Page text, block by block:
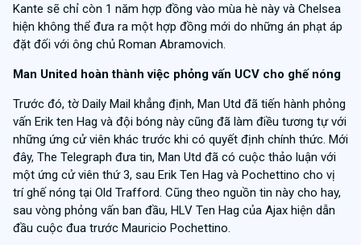
Kante sẽ chỉ còn 1 năm hợp đồng vào mùa hè này và Chelsea
hiện không thể đưa ra một hợp đồng mới do những án phạt áp
đặt đối với ông chủ Roman Abramovich.
Man United hoàn thành việc phỏng vấn UCV cho ghế nóng
Trước đó, tờ Daily Mail khẳng định, Man Utd đã tiến hành phỏng
vấn Erik ten Hag và đội bóng này cũng đã làm điều tương tự với
những ứng cử viên khác trước khi có quyết định chính thức. Mới
đây, The Telegraph đưa tin, Man Utd đã có cuộc thảo luận với
một ứng cử viên thứ 3, sau Erik Ten Hag và Pochettino cho vị
trí ghế nóng tại Old Trafford. Cũng theo nguồn tin này cho hay,
sau vòng phỏng vấn ban đầu, HLV Ten Hag của Ajax hiện dẫn
đầu cuộc đua trước Mauricio Pochettino.